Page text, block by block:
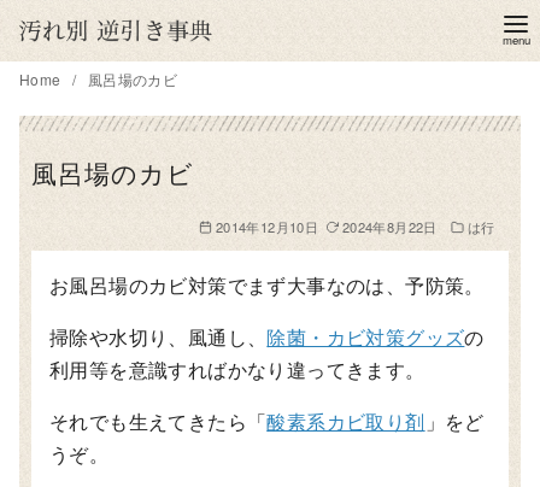
Home 風呂場のカビ
風呂場のカビ
2014年12月10日 2024年8月22日 は行
お風呂場のカビ対策でまず大事なのは、予防策。
掃除や水切り、風通し、除菌・カビ対策グッズの
利用等を意識すればかなり違ってきます。
それでも生えてきたら「酸素系カビ取り剤 」をど
うぞ。